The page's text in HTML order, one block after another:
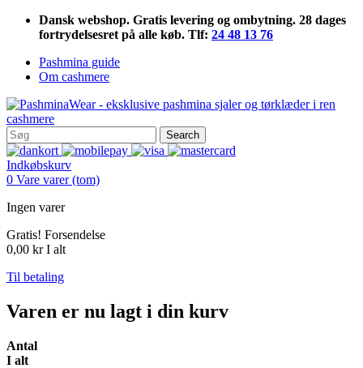
Dansk webshop. Gratis levering og ombytning. 28 dages
fortrydelsesret på alle køb. Tlf: 24 48 13 76
Pashmina guide
Om cashmere
Search
Indkøbskurv
0 Vare varer (tom)
Ingen varer
Gratis! Forsendelse
0,00 kr I alt
Til betaling
Varen er nu lagt i din kurv
Antal
I alt